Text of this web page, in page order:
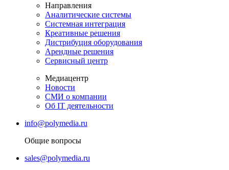
Направления
Аналитические системы
Системная интеграция
Креативные решения
Дистрибуция оборудования
Арендные решения
Сервисный центр
Медиацентр
Новости
СМИ о компании
Об IT деятельности
info@polymedia.ru
Общие вопросы
sales@polymedia.ru